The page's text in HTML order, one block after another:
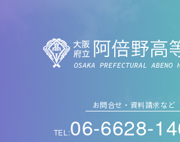
お問合せ・資料請求など
TEL:06-6628-